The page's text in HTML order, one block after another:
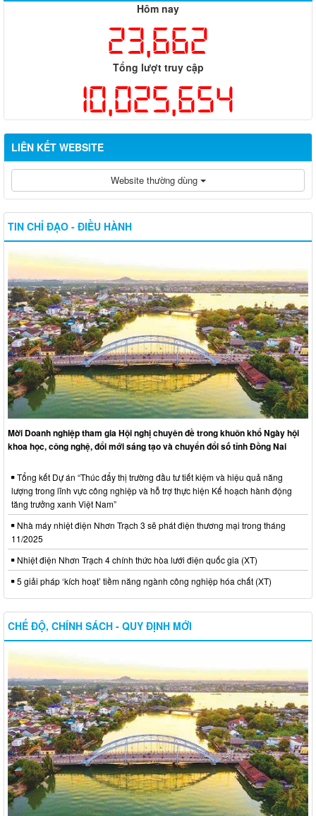
Hôm nay
23,662
Tổng lượt truy cập
10,025,654
LIÊN KẾT WEBSITE
Website thường dùng
TIN CHỈ ĐẠO - ĐIỀU HÀNH
Mời Doanh nghiệp tham gia Hội nghị chuyên đề trong khuôn khổ Ngày hội
khoa học, công nghệ, đổi mới sáng tạo và chuyển đổi số tỉnh Đồng Nai
Tổng kết Dự án “Thúc đẩy thị trường đầu tư tiết kiệm và hiệu quả năng
lượng trong lĩnh vực công nghiệp và hỗ trợ thực hiện Kế hoạch hành động
tăng trưởng xanh Việt Nam”
Nhà máy nhiệt điện Nhơn Trạch 3 sẽ phát điện thương mại trong tháng
11/2025
Nhiệt điện Nhơn Trạch 4 chính thức hòa lưới điện quốc gia (XT)
5 giải pháp ‘kích hoạt’ tiềm năng ngành công nghiệp hóa chất (XT)
CHẾ ĐỘ, CHÍNH SÁCH - QUY ĐỊNH MỚI